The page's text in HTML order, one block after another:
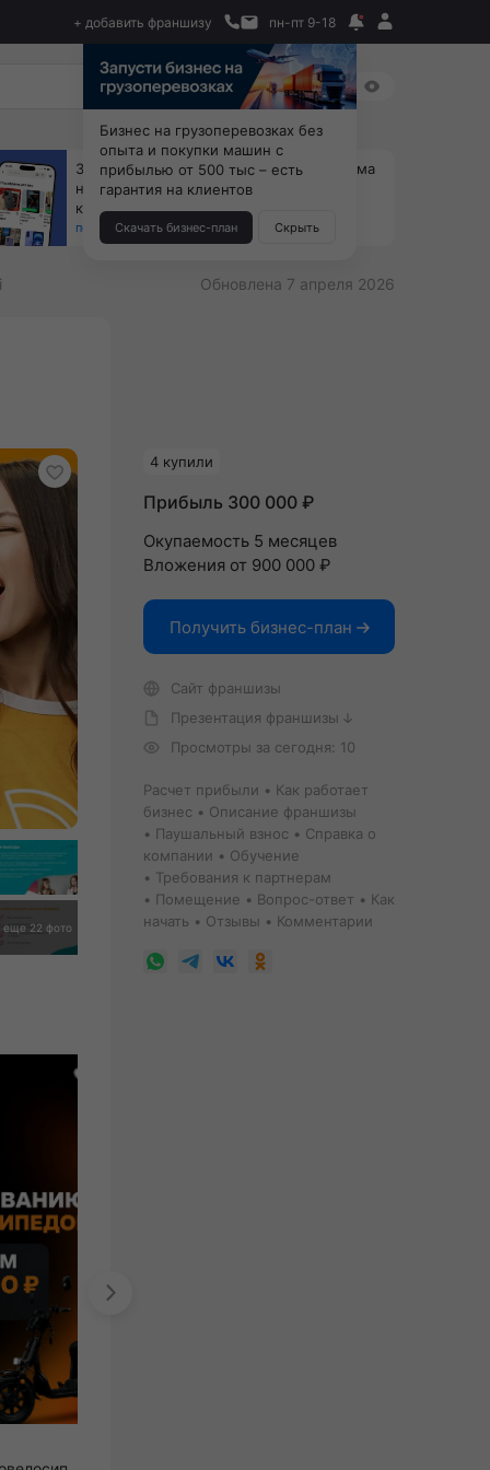
+ добавить франшизу пн-пт 9-18
За 90 тыс. открой магазин на Авито, дома
ни коробок, ни товара, ни склада, зато
каждый месяц +125 тыс. чистыми
получить бизнес-план ↓
Обновлена 7 апреля 2026
еще 22 фото
4 купили
Прибыль 300 000 ₽
Окупаемость 5 месяцев
Вложения от 900 000 ₽
Получить бизнес-план
Сайт франшизы
Презентация франшизы
Просмотры за сегодня: 10
Расчет прибыли
Как работает
бизнес
Описание франшизы
Паушальный взнос
Справка о
компании
Обучение
Требования к партнерам
Помещение
Вопрос-ответ
Как
начать
Отзывы Комментарии
Бизнес на грузоперевозках без
опыта и покупки машин с
прибылью от 500 тыс – есть
гарантия на клиентов
Скачать бизнес-план Скрыть